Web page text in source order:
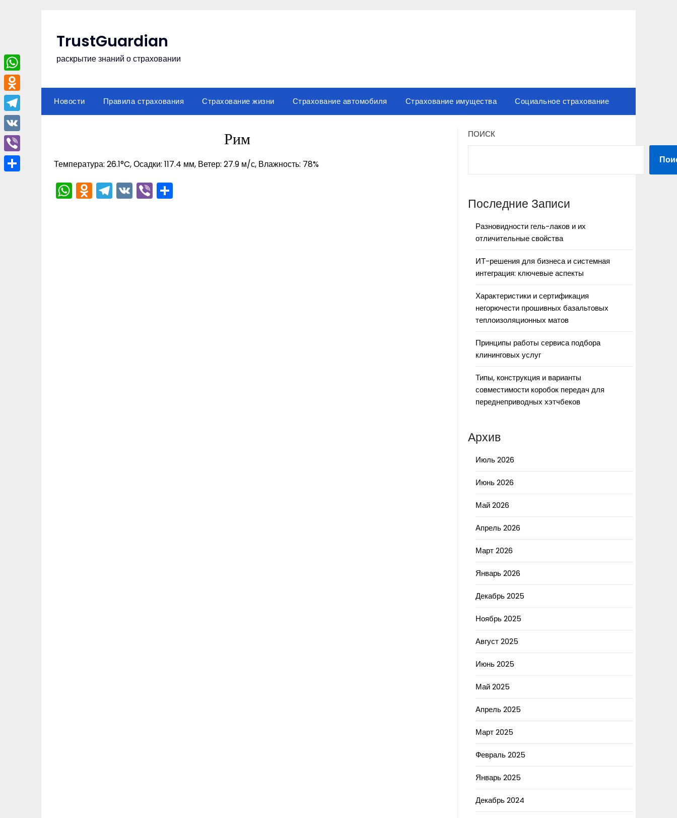
TrustGuardian
раскрытие знаний о страховании
Новости Правила страхования Страхование жизни Страхование автомобиля Страхование имущества Социальное страхование
Рим
Температура: 26.1°C, Осадки: 117.4 мм, Ветер: 27.9 м/с, Влажность: 78%
WhatsApp
Odnoklassniki
Telegram
VKViber
ПОИСК
Последние Записи
Разновидности гель-лаков и их
отличительные свойства
ИТ-решения для бизнеса и системная
интеграция: ключевые аспекты
Характеристики и сертификация
негорючести прошивных базальтовых
теплоизоляционных матов
Принципы работы сервиса подбора
клининговых услуг
Типы, конструкция и варианты
совместимости коробок передач для
переднеприводных хэтчбеков
Архив
Июль 2026
Июнь 2026
Май 2026
Апрель 2026
Март 2026
Январь 2026
Декабрь 2025
Ноябрь 2025
Август 2025
Июнь 2025
Май 2025
Апрель 2025
Март 2025
Февраль 2025
Январь 2025
Декабрь 2024
WhatsApp
Odnoklassniki
Telegram
VK
Viber